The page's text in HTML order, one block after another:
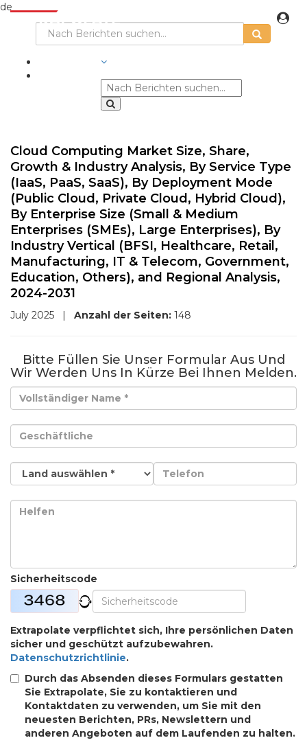
de
Cloud Computing Market Size, Share,
Growth & Industry Analysis, By Service Type
(IaaS, PaaS, SaaS), By Deployment Mode
(Public Cloud, Private Cloud, Hybrid Cloud),
By Enterprise Size (Small & Medium
Enterprises (SMEs), Large Enterprises), By
Industry Vertical (BFSI, Healthcare, Retail,
Manufacturing, IT & Telecom, Government,
Education, Others), and Regional Analysis,
2024-2031
July 2025 | Anzahl der Seiten: 148
Bitte Füllen Sie Unser Formular Aus Und
Wir Werden Uns In Kürze Bei Ihnen Melden.
Sicherheitscode
Extrapolate verpflichtet sich, Ihre persönlichen Daten
sicher und geschützt aufzubewahren.
Datenschutzrichtlinie.
Durch das Absenden dieses Formulars gestatten
Sie Extrapolate, Sie zu kontaktieren und
Kontaktdaten zu verwenden, um Sie mit den
neuesten Berichten, PRs, Newslettern und
anderen Angeboten auf dem Laufenden zu halten.